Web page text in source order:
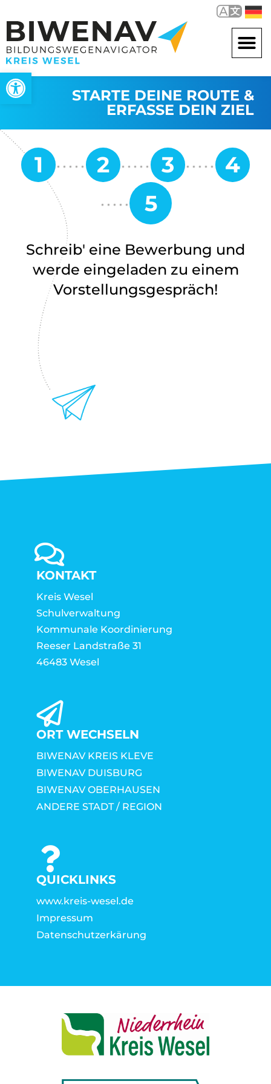
Werkzeugleiste öffnen
STARTE DEINE ROUTE &
ERFASSE DEIN ZIEL
Schreib' eine Bewerbung und
werde eingeladen zu einem
Vorstellungsgespräch!
KONTAKT
Kreis Wesel
Schulverwaltung
Kommunale Koordinierung
Reeser Landstraße 31
46483 Wesel
ORT WECHSELN
BIWENAV KREIS KLEVE
BIWENAV DUISBURG
BIWENAV OBERHAUSEN
ANDERE STADT / REGION
QUICKLINKS
www.kreis-wesel.de
Impressum
Datenschutzerkärung